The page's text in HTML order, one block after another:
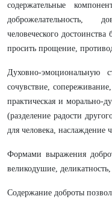
содержательные
доброжелательность,
человеческого
просить прощение,
Духовно-эмоциональную
сочувствие,
практическая и морально-
(разделение радости
для чело­века, наслаждение
Формами выражения
великодушие, деликатность,
Содержание доброты